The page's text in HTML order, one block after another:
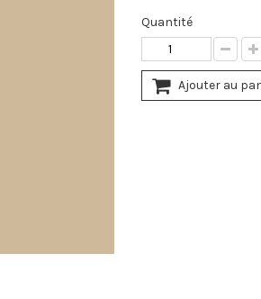
Quantité
Ajouter au